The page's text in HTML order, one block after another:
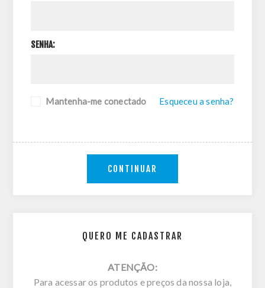
QUERO ME CADASTRAR
ATENÇÃO:
Para acessar os produtos e preços da nossa loja,
SENHA:
Mantenha-me conectado Esqueceu a senha?
CONTINUAR